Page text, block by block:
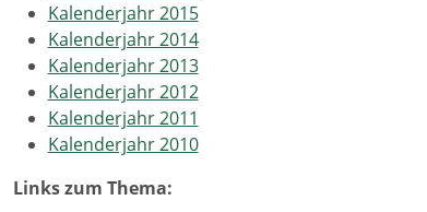
Kalenderjahr 2015
Kalenderjahr 2014
Kalenderjahr 2013
Kalenderjahr 2012
Kalenderjahr 2011
Kalenderjahr 2010
Links zum Thema: